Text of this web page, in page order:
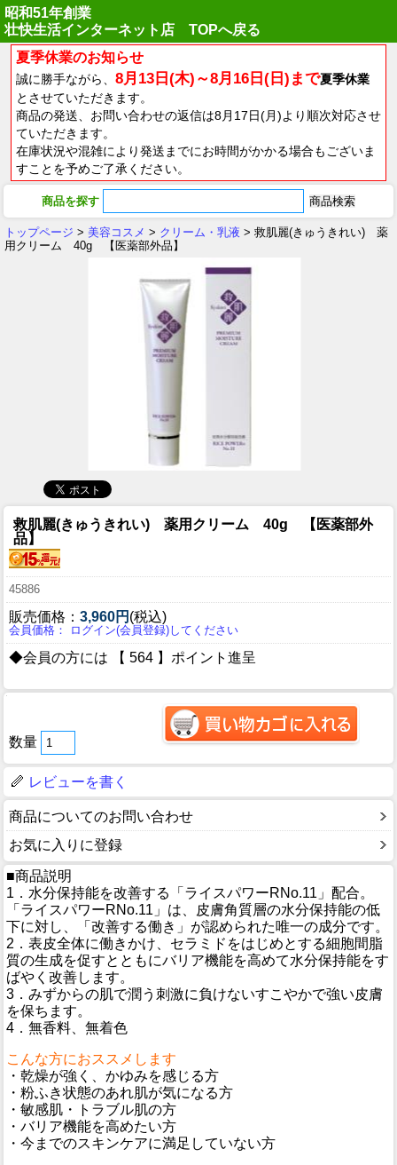
昭和51年創業
壮快生活インターネット店 TOPへ戻る
夏季休業のお知らせ
誠に勝手ながら、 8月13日(木)～8月16日(日)まで夏季休業
とさせていただきます。
商品の発送、お問い合わせの返信は8月17日(月)より順次対応させ
ていただきます。
在庫状況や混雑により発送までにお時間がかかる場合もございま
すことを予めご了承ください。
商品を探す
トップページ > 美容コスメ > クリーム・乳液 > 救肌麗(きゅうきれい) 薬
用クリーム 40g 【医薬部外品】
救肌麗(きゅうきれい) 薬用クリーム 40g 【医薬部外
品】
45886
販売価格： 3,960円 (税込)
会員価格： ログイン(会員登録)してください
◆会員の方には 【 564 】ポイント進呈
数量
レビューを書く
商品についてのお問い合わせ
お気に入りに登録
■商品説明
1．水分保持能を改善する「ライスパワーRNo.11」配合。
「ライスパワーRNo.11」は、皮膚角質層の水分保持能の低
下に対し、「改善する働き」が認められた唯一の成分です。
2．表皮全体に働きかけ、セラミドをはじめとする細胞間脂
質の生成を促すとともにバリア機能を高めて水分保持能をす
ばやく改善します。
3．みずからの肌で潤う刺激に負けないすこやかで強い皮膚
を保ちます。
4．無香料、無着色
こんな方におススメします
・乾燥が強く、かゆみを感じる方
・粉ふき状態のあれ肌が気になる方
・敏感肌・トラブル肌の方
・バリア機能を高めたい方
・今までのスキンケアに満足していない方